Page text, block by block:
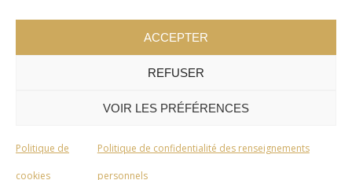
ACCEPTER
REFUSER
VOIR LES PRÉFÉRENCES
Politique de
cookies
Politique de confidentialité des renseignements
personnels
© 2024 Cercle Kaizen. Tous droits réservés -